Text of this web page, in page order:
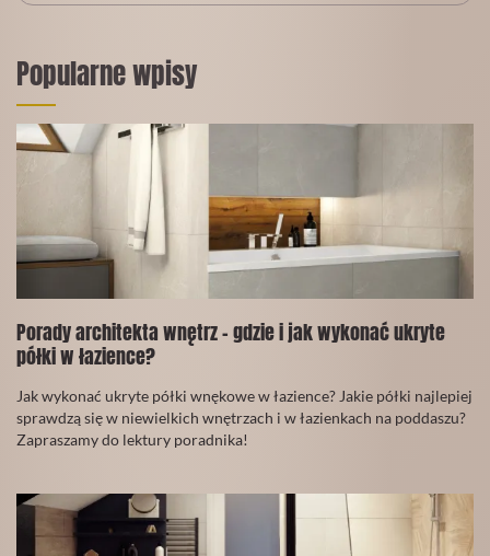
Popularne wpisy
Porady architekta wnętrz - gdzie i jak wykonać ukryte
półki w łazience?
Wrzesień
2021
Jak wykonać ukryte półki wnękowe w łazience? Jakie półki najlepiej
sprawdzą się w niewielkich wnętrzach i w łazienkach na poddaszu?
Zapraszamy do lektury poradnika!
WIĘCEJ